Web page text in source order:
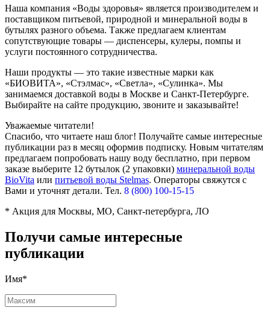
Наша компания «Воды здоровья» является производителем и
поставщиком питьевой, природной и минеральной воды в
бутылях разного объема. Также предлагаем клиентам
сопутствующие товары — диспенсеры, кулеры, помпы и
услуги постоянного сотрудничества.
Наши продукты — это такие известные марки как
«БИОВИТА», «Стэлмас», «Светла», «Сулинка». Мы
занимаемся доставкой воды в Москве и Санкт-Петербурге.
Выбирайте на сайте продукцию, звоните и заказывайте!
Уважаемые читатели!
Спасибо, что читаете наш блог! Получайте самые интересные
публикации раз в месяц оформив подписку. Новым читателям
предлагаем попробовать нашу воду бесплатно, при первом
заказе выберите 12 бутылок (2 упаковки) минеральной воды
BioVita или питьевой воды Stelmas. Операторы свяжутся с
Вами и уточнят детали. Тел. 8 (800) 100-15-15
* Акция для Москвы, МО, Санкт-петербурга, ЛО
Получи самые интересные
публикации
Имя*